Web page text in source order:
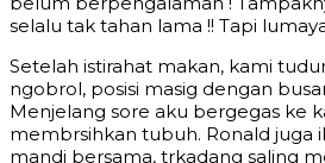
selalu tak tahan lama !! Tapi
Setelah istirahat makan, kami
ngobrol, posisi masig dengan
Menjelang sore aku bergegas ke
membrsihkan tubuh. Ronald juga
mandi bersama, trkadang saling